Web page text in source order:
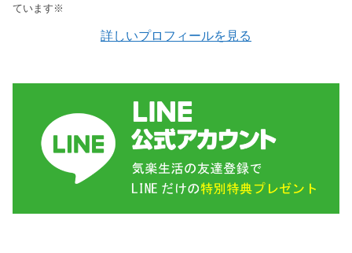
ています※
詳しいプロフィールを見る